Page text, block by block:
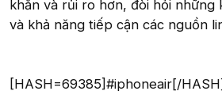
khăn và rủi ro hơn, đòi hỏi những
và khả năng tiếp cận các nguồn
[HASH=69385]#iphoneair[/HASH]